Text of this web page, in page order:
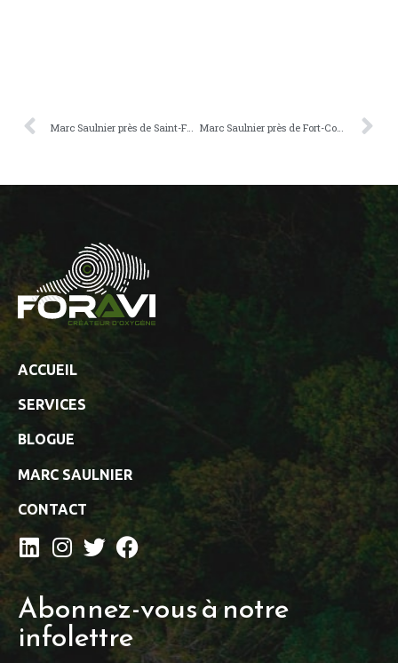
Marc Saulnier près de Fort-Coulonge
ACCUEIL
SERVICES
BLOGUE
MARC SAULNIER
CONTACT
Abonnez-vous à notre
infolettre